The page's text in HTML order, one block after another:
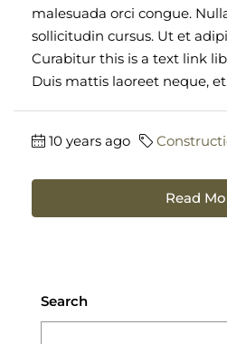
malesuada orci congue.
sollicitudin cursus. Ut et
Curabitur this is a text link
Duis mattis laoreet neque,
10 years ago
Read
Search